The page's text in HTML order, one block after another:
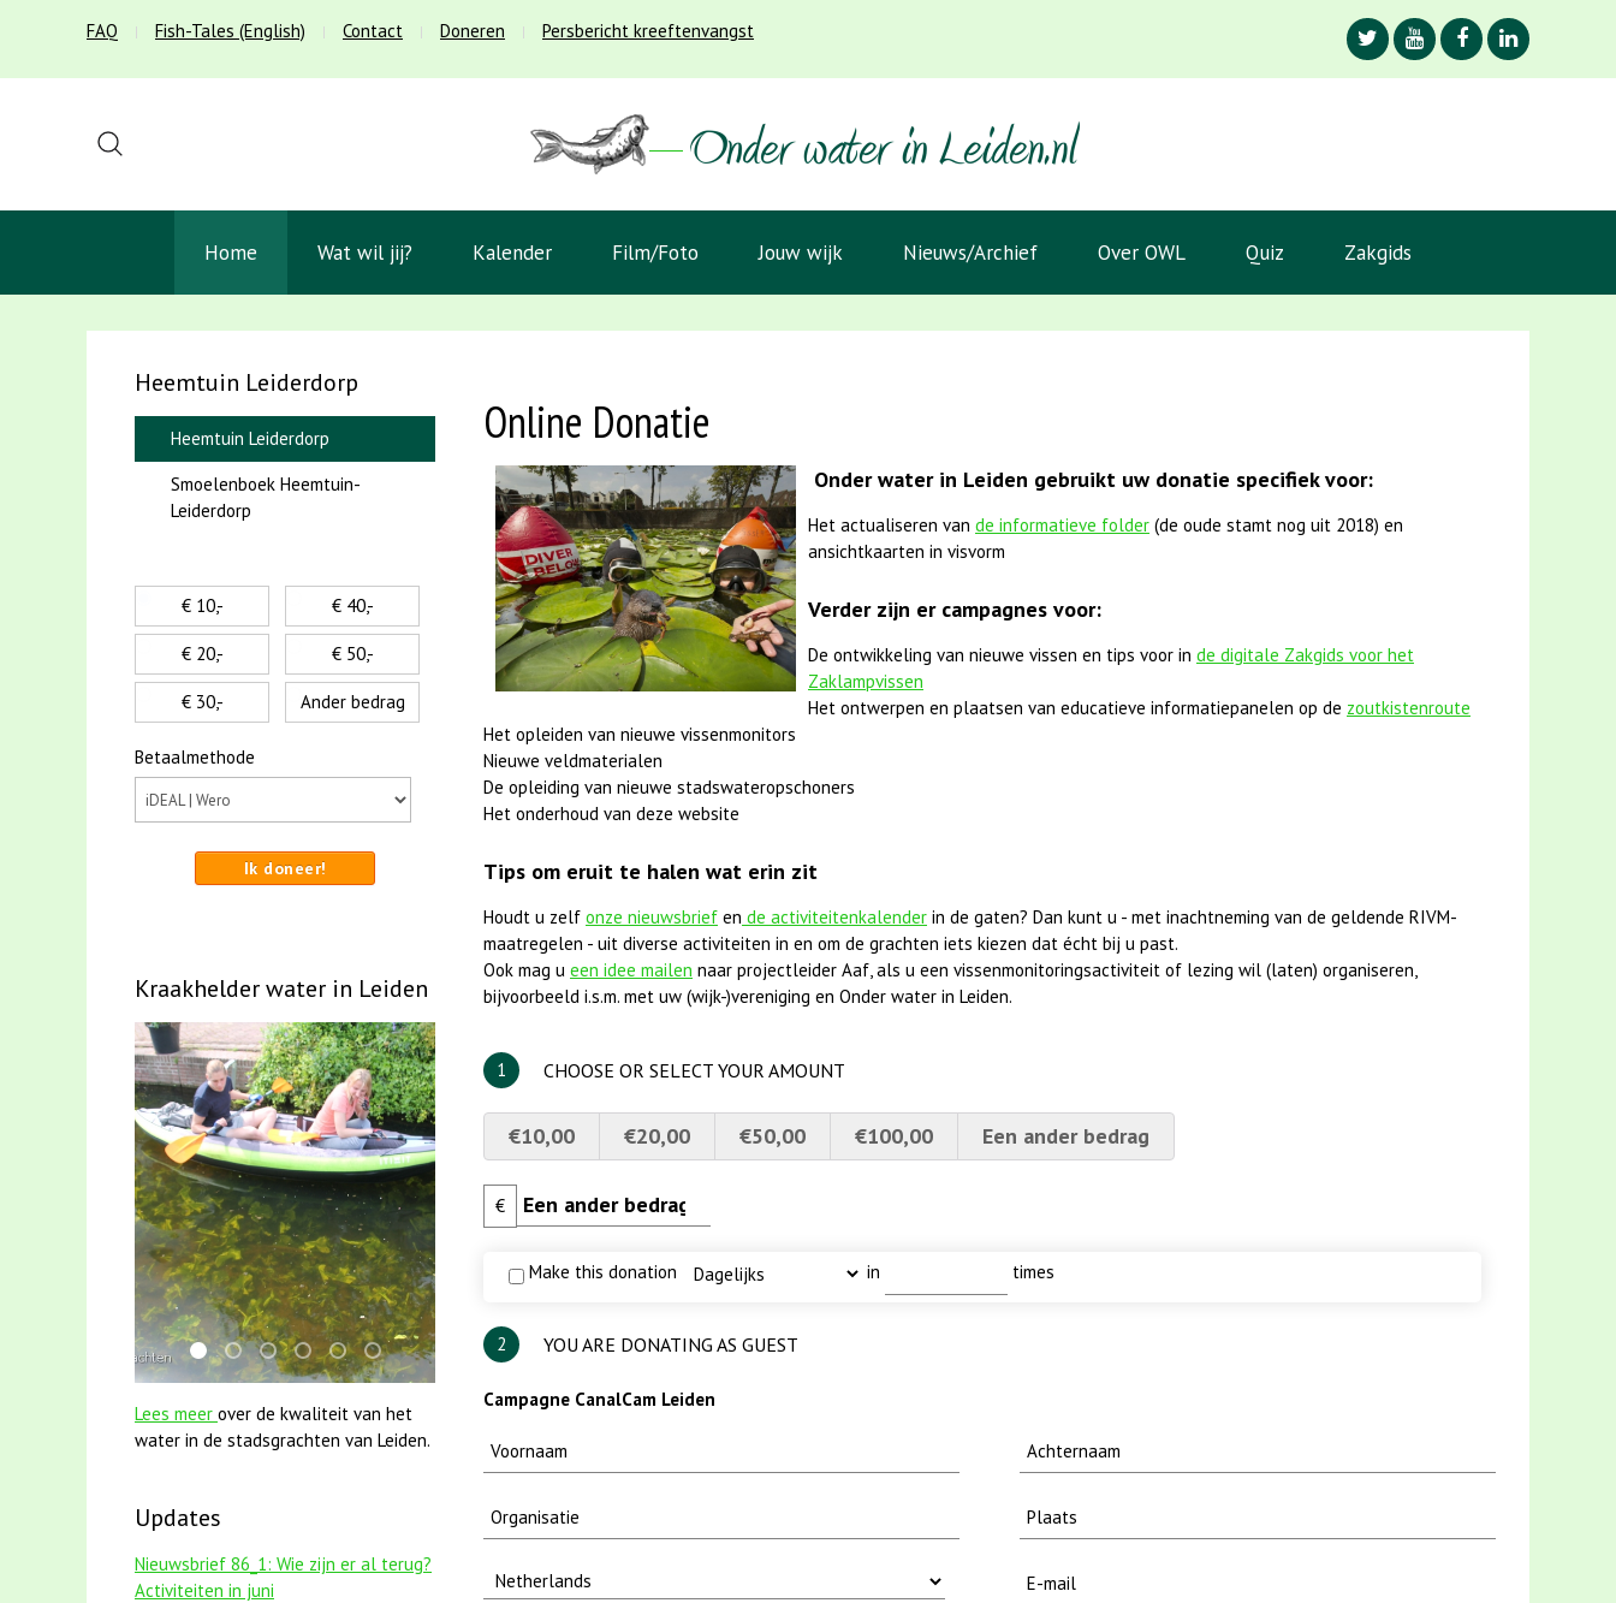
FAQ Fish-Tales (English) Contact Doneren Persbericht kreeftenvangst
Home Wat wil jij? Kalender Film/Foto Jouw wijk Nieuws/Archief Over OWL Quiz Zakgids
Online Donatie
Onder water in Leiden gebruikt uw donatie specifiek voor:
Het actualiseren van de informatieve folder (de oude stamt nog uit 2018) en
ansichtkaarten in visvorm
Verder zijn er campagnes voor:
De ontwikkeling van nieuwe vissen en tips voor in de digitale Zakgids voor het
Zaklampvissen
Het ontwerpen en plaatsen van educatieve informatiepanelen op de zoutkistenroute
Het opleiden van nieuwe vissenmonitors
Nieuwe veldmaterialen
De opleiding van nieuwe stadswateropschoners
Het onderhoud van deze website
Tips om eruit te halen wat erin zit
Houdt u zelf onze nieuwsbrief en de activiteitenkalender in de gaten? Dan kunt u - met inachtneming van de geldende RIVM-
maatregelen - uit diverse activiteiten in en om de grachten iets kiezen dat écht bij u past.
Ook mag u een idee mailen naar projectleider Aaf, als u een vissenmonitoringsactiviteit of lezing wil (laten) organiseren,
bijvoorbeeld i.s.m. met uw (wijk-)vereniging en Onder water in Leiden.
1 CHOOSE OR SELECT YOUR AMOUNT
€10,00 €20,00 €50,00 €100,00 Een ander bedrag
€
Make this donation in times
2 YOU ARE DONATING AS GUEST
Campagne CanalCam Leiden
Heemtuin Leiderdorp
Heemtuin Leiderdorp
Smoelenboek Heemtuin-
Leiderdorp
€ 10,-
€ 20,-
€ 30,-
€ 40,-
€ 50,-
Ander bedrag
Betaalmethode
Ik doneer!
Kraakhelder water in Leiden
mei2021 1 snoekje elly
jun2021 zaklv 5 snoekje MOOI
karper met kattenklimtouw
smoelenboek fifi en karper nieuwsbrief-
jun2021 28 brasem en rietvoorns 4a verscherpt
mei2021 watervogelmethode fuut met baars
Lees meer over de kwaliteit van het
water in de stadsgrachten van Leiden.
Updates
Nieuwsbrief 86_1: Wie zijn er al terug?
Activiteiten in juni